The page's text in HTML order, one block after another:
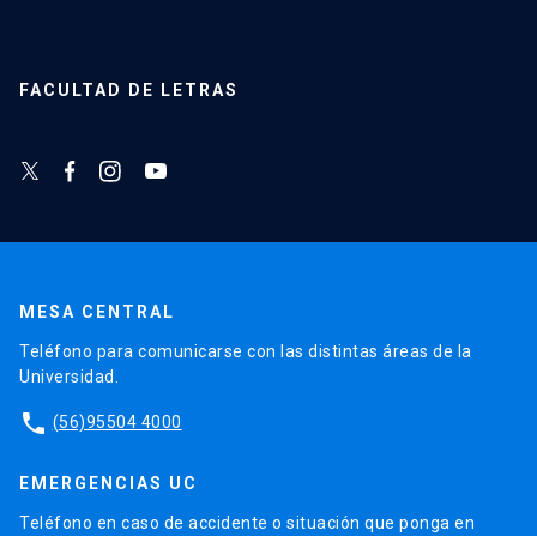
FACULTAD DE LETRAS
MESA CENTRAL
Teléfono para comunicarse con las distintas áreas de la
Universidad.
phone (56)95504 4000
EMERGENCIAS UC
Teléfono en caso de accidente o situación que ponga en